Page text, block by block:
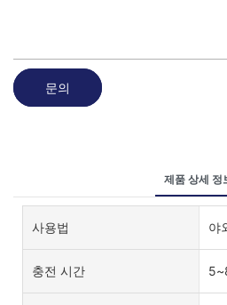
문의
제품 상세 정
사용법 야
충전 시간